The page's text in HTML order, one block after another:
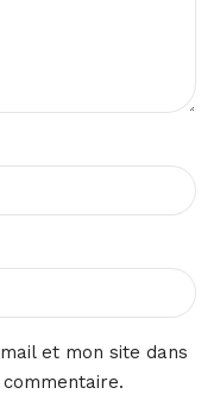
et mon site dans